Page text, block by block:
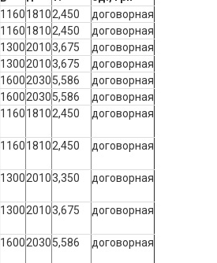
116018102,450
договорная
116018102,450
договорная
130020103,675
договорная
130020103,675
договорная
160020305,586
договорная
160020305,586
договорная
116018102,450 договорная
116018102,450 договорная
130020103,350 договорная
130020103,675 договорная
160020305,586 договорная